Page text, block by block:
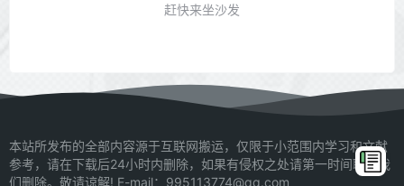
赶快来坐沙发
本站所发布的全部内容源于互联网搬运，仅限于小范围内学习和文献
参考，请在下载后24小时内删除，如果有侵权之处请第一时间联系我
们删除。敬请谅解! E-mail：995113774@qq.com